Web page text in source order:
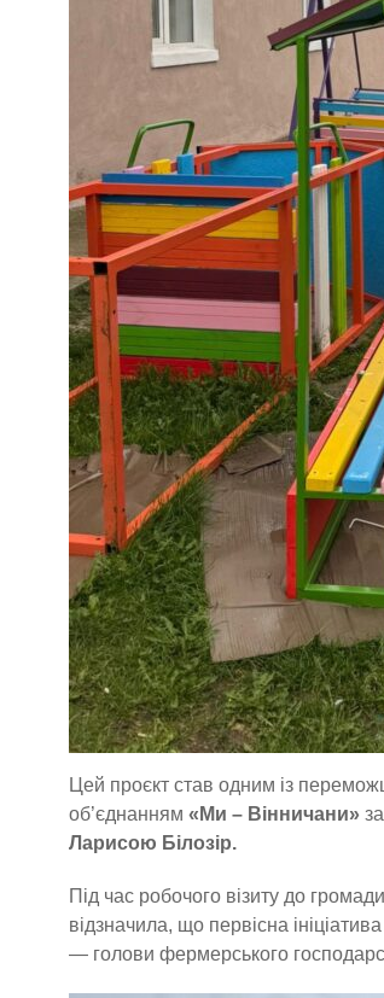
Цей проєкт став одним із
об’єднанням «Ми – Вінничани»
Ларисою Білозір.
Під час робочого візиту до громади
відзначила, що первісна
— голови фермерського